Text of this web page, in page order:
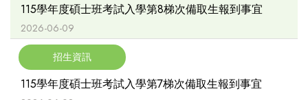
115學年度碩士班考試入學第8梯次備取生報到事宜
2026-06-09
招生資訊
115學年度碩士班考試入學第7梯次備取生報到事宜